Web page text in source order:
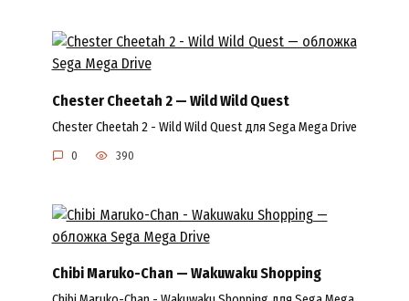
Chester Cheetah 2 — Wild Wild Quest
Chester Cheetah 2 - Wild Wild Quest для Sega Mega Drive
0 390
Chibi Maruko-Chan — Wakuwaku Shopping